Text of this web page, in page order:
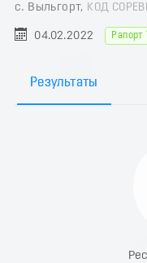
с. Выльгорт, КОД
04.02.2022 Рапорт
Результаты